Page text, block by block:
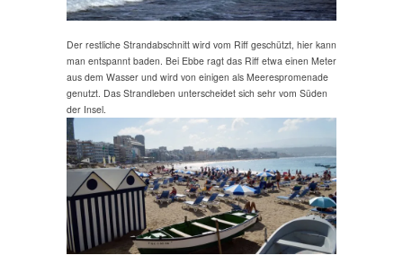
Der restliche Strandabschnitt wird vom Riff geschützt, hier kann
man entspannt baden. Bei Ebbe ragt das Riff etwa einen Meter
aus dem Wasser und wird von einigen als Meerespromenade
genutzt. Das Strandleben unterscheidet sich sehr vom Süden
der Insel.